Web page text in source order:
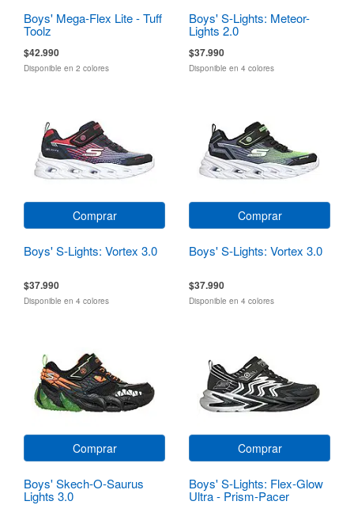
Boys' Mega-Flex Lite - Tuff
Toolz
$42.990
Disponible en 2 colores
Boys' S-Lights: Meteor-
Lights 2.0
$37.990
Disponible en 4 colores
Comprar
Boys' S-Lights: Vortex 3.0
$37.990
Disponible en 4 colores
Comprar
Boys' S-Lights: Vortex 3.0
$37.990
Disponible en 4 colores
Comprar
Boys' Skech-O-Saurus
Lights 3.0
Comprar
Boys' S-Lights: Flex-Glow
Ultra - Prism-Pacer